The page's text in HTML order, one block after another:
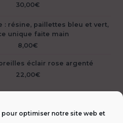
optimiser notre site web et
30,00€
: résine, paillettes bleu et vert,
unique faite main
8,00€
éclair rose argenté
22,00€